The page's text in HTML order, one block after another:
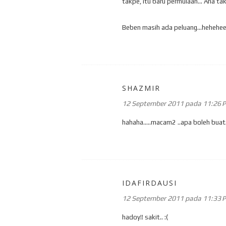
Beben masih ada
SHAZMIR
12 September 2011 pada 11:26
hahaha.....macam2 ..apa boleh
IDAFIRDAUSI
12 September 2011 pada 11:33
hadoy!! sakit.. :(